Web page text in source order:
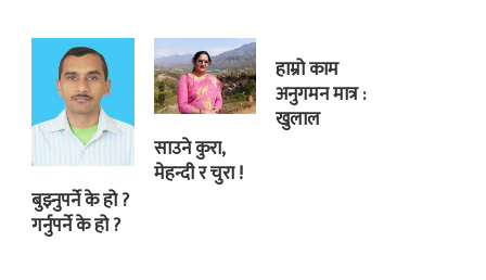
बुझ्नुपर्ने के हो ?
गर्नुपर्ने के हो ?
साउने कुरा,
मेहन्दी र चुरा !
हाम्रो काम
अनुगमन मात्र :
खुलाल